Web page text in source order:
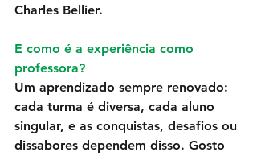
Charles Bellier.
E como é a experiência como
professora?
Um aprendizado sempre renovado:
cada turma é diversa, cada aluno
singular, e as conquistas, desafios ou
dissabores dependem disso. Gosto